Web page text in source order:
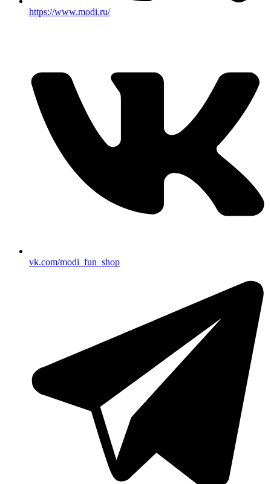
https://www.modi.ru/
vk.com/modi_fun_shop